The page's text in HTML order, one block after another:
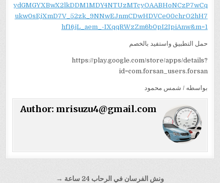
ydGMGYXBwX2lkDDM1MDY4NTUzMTcyOAABHoNCzP7wCq
ukw0sEjXmD7V_52zk_9NNwEJnmCDwHDVCe00chrO2hH7
hf16jL_aem_-IXqqRWzZm6b0pI2IpiAnw&m=1
حمل التطبيق واستفيد بالخصم
https://play.google.com/store/apps/details?
id=com.forsan_users.forsan
بواسطه / شمس محمود
Author: mrisuzu4@gmail.com
ونش الفرسان في الرحاب 24 ساعة →